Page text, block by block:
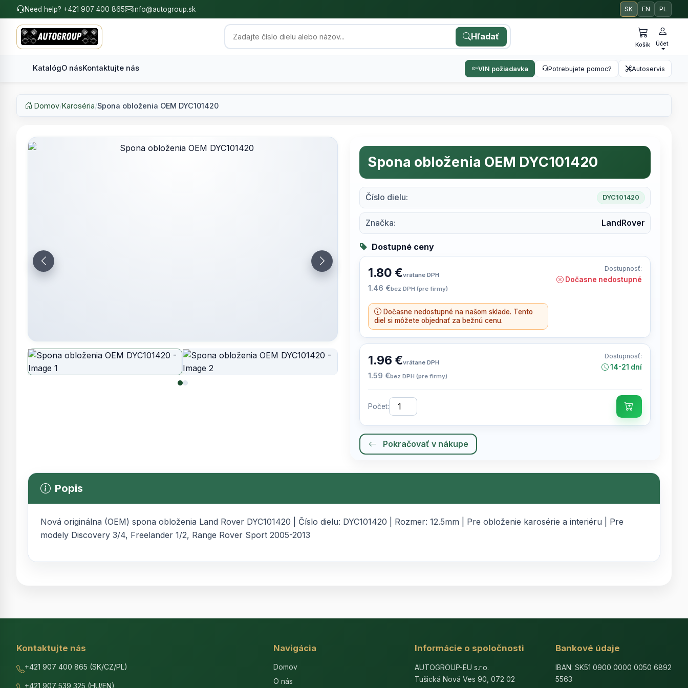
Need help? +421 907 400 865 info@autogroup.sk SK EN PL
Hľadať
Košík Účet
KatalógO násKontaktujte nás VIN požiadavka Potrebujete pomoc? Autoservis
Domov/Karoséria/Spona obloženia OEM DYC101420
Spona obloženia OEM DYC101420
Číslo dielu: DYC101420
Značka: LandRover
Dostupné ceny
1.80 €vrátane DPH
1.46 €bez DPH (pre firmy)
Dostupnosť:
Dočasne nedostupné
Dočasne nedostupné na našom sklade. Tento
diel si môžete objednať za bežnú cenu.
1.96 €vrátane DPH
1.59 €bez DPH (pre firmy)
Dostupnosť:
14-21 dní
Počet:
Pokračovať v nákupe
Popis
Nová originálna (OEM) spona obloženia Land Rover DYC101420 | Číslo dielu: DYC101420 | Rozmer: 12.5mm | Pre obloženie karosérie a interiéru | Pre
modely Discovery 3/4, Freelander 1/2, Range Rover Sport 2005-2013
Kontaktujte nás
+421 907 400 865 (SK/CZ/PL)
+421 907 539 325 (HU/EN)
Navigácia
Domov
O nás
Informácie o spoločnosti
AUTOGROUP-EU s.r.o.
Tušická Nová Ves 90, 072 02
Bankové údaje
IBAN: SK51 0900 0000 0050 6892
5563